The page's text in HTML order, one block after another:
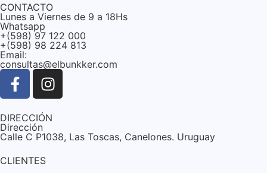
CONTACTO
Lunes a Viernes de 9 a 18Hs
Whatsapp
+(598) 97 122 000
+(598) 98 224 813
Email:
consultas@elbunkker.com
DIRECCIÓN
Dirección
Calle C P1038, Las Toscas, Canelones. Uruguay
CLIENTES